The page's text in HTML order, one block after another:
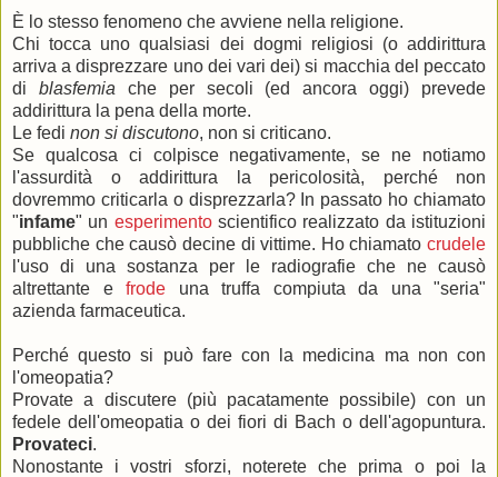
È lo stesso fenomeno che avviene nella religione.
Chi tocca uno qualsiasi dei dogmi religiosi (o addirittura
arriva a disprezzare uno dei vari dei) si macchia del peccato
di blasfemia che per secoli (ed ancora oggi) prevede
addirittura la pena della morte.
Le fedi non si discutono, non si criticano.
Se qualcosa ci colpisce negativamente, se ne notiamo
l'assurdità o addirittura la pericolosità, perché non
dovremmo criticarla o disprezzarla? In passato ho chiamato
"infame" un esperimentoscientifico realizzato da istituzioni
pubbliche che causò decine di vittime. Ho chiamato crudele
l'uso di una sostanza per le radiografie che ne causò
altrettante e frode una truffa compiuta da una "seria"
azienda farmaceutica.
Perché questo si può fare con la medicina ma non con
l'omeopatia?
Provate a discutere (più pacatamente possibile) con un
fedele dell'omeopatia o dei fiori di Bach o dell'agopuntura.
Provateci.
Nonostante i vostri sforzi, noterete che prima o poi la